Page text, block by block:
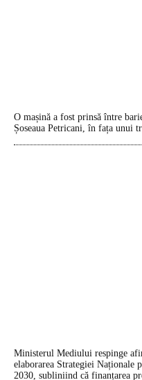
O mașină a fost prinsă între
Șoseaua Petricani, în fața unui
Ministerul Mediului respinge
elaborarea Strategiei Naționale
2030, subliniind că finanțarea